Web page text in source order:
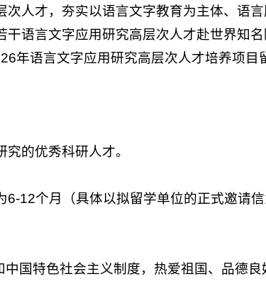
人才，夯实以语言文字教育为主体、语
语言文字应用研究高层次人才赴世界知
年语言文字应用研究高层次人才培养项
的优秀科研人才。
12个月（具体以拟留学单位的正式邀请
国特色社会主义制度，热爱祖国、品德